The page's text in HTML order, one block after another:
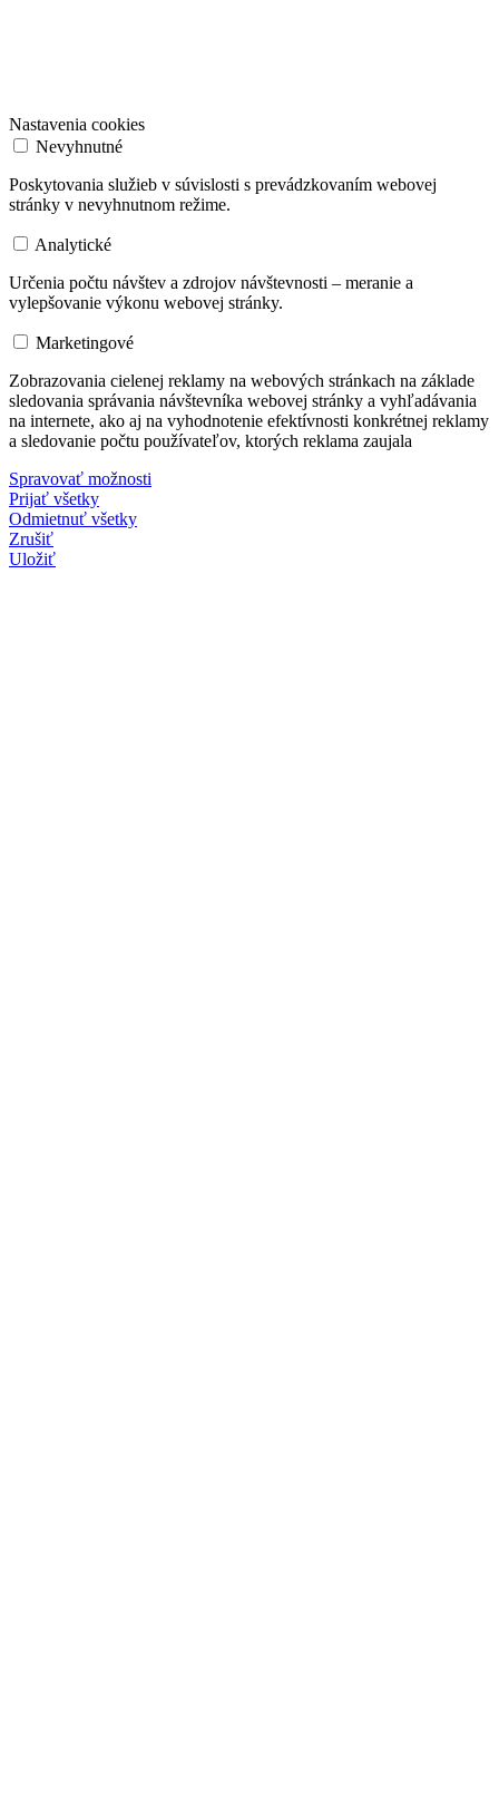
Nastavenia cookies
Nevyhnutné
Poskytovania služieb v súvislosti s prevádzkovaním webovej
stránky v nevyhnutnom režime.
Analytické
Určenia počtu návštev a zdrojov návštevnosti – meranie a
vylepšovanie výkonu webovej stránky.
Marketingové
Zobrazovania cielenej reklamy na webových stránkach na základe
sledovania správania návštevníka webovej stránky a vyhľadávania
na internete, ako aj na vyhodnotenie efektívnosti konkrétnej reklamy
a sledovanie počtu používateľov, ktorých reklama zaujala
Spravovať možnosti
Prijať všetky
Odmietnuť všetky
Zrušiť
Uložiť